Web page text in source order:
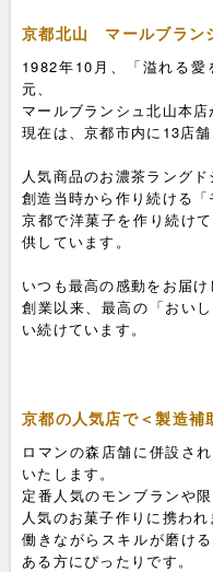
京都北山 マールブラン
1982年10月、「溢れる
元、
マールブランシュ北山本店
現在は、京都市内に13店舗
人気商品のお濃茶ラング
創造当時から作り続ける
京都で洋菓子を作り続け
供しています。
いつも最高の感動をお届け
創業以来、最高の「おい
い続けています。
京都の人気店で＜製造
ロマンの森店舗に併設さ
いたします。
定番人気のモンブランや
人気のお菓子作りに携われ
働きながらスキルが磨け
ある方にぴったりです。